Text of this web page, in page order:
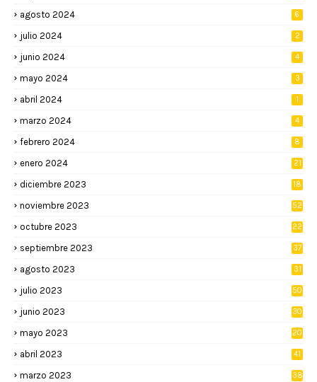
agosto 2024 6
julio 2024 2
junio 2024 4
mayo 2024 3
abril 2024 1
marzo 2024 4
febrero 2024 8
enero 2024 21
diciembre 2023 18
noviembre 2023 52
octubre 2023 22
septiembre 2023 37
agosto 2023 31
julio 2023 50
junio 2023 30
mayo 2023 20
abril 2023 41
marzo 2023 38